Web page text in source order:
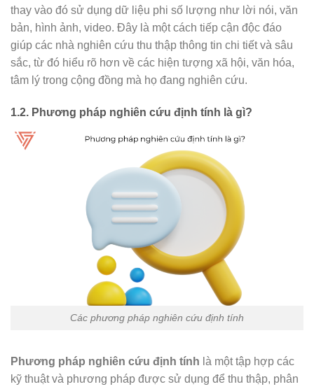
thay vào đó sử dụng dữ liệu phi số lượng như lời nói, văn
bản, hình ảnh, video. Đây là một cách tiếp cận độc đáo
giúp các nhà nghiên cứu thu thập thông tin chi tiết và sâu
sắc, từ đó hiểu rõ hơn về các hiện tượng xã hội, văn hóa,
tâm lý trong cộng đồng mà họ đang nghiên cứu.
1.2. Phương pháp nghiên cứu định tính là gì?
Các phương pháp nghiên cứu định tính
Phương pháp nghiên cứu định tính là một tập hợp các
kỹ thuật và phương pháp được sử dụng để thu thập, phân